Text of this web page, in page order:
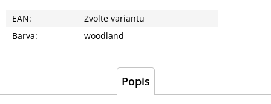
EAN:
Zvolte variantu
Barva: woodland
Popis